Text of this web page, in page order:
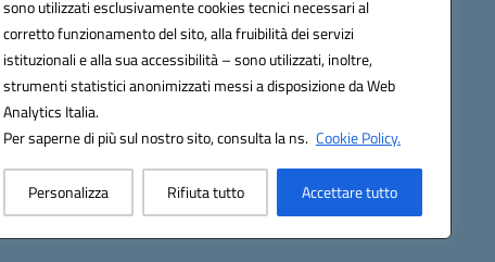
sono utilizzati esclusivamente cookies tecnici necessari al
corretto funzionamento del sito, alla fruibilità dei servizi
istituzionali e alla sua accessibilità – sono utilizzati, inoltre,
strumenti statistici anonimizzati messi a disposizione da Web
Analytics Italia.
Per saperne di più sul nostro sito, consulta la ns. Cookie Policy.
Personalizza Rifiuta tutto Accettare tutto
mcic80700n@pec.istruzione.it